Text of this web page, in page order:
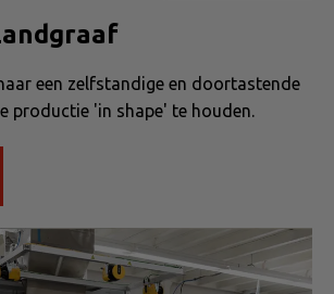
een zelfstandige en doortastende
productie 'in shape' te houden.